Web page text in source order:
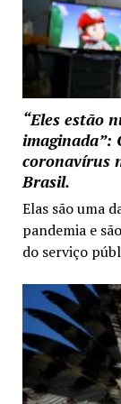
“Eles estão
imaginada”:
coronavírus
Brasil.
Elas são uma
pandemia e
do serviço